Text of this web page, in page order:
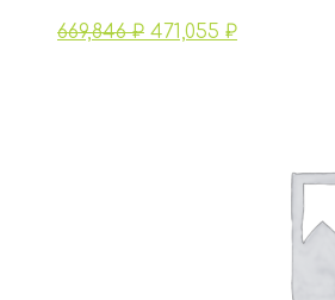
669,846₽ 471,055 ₽